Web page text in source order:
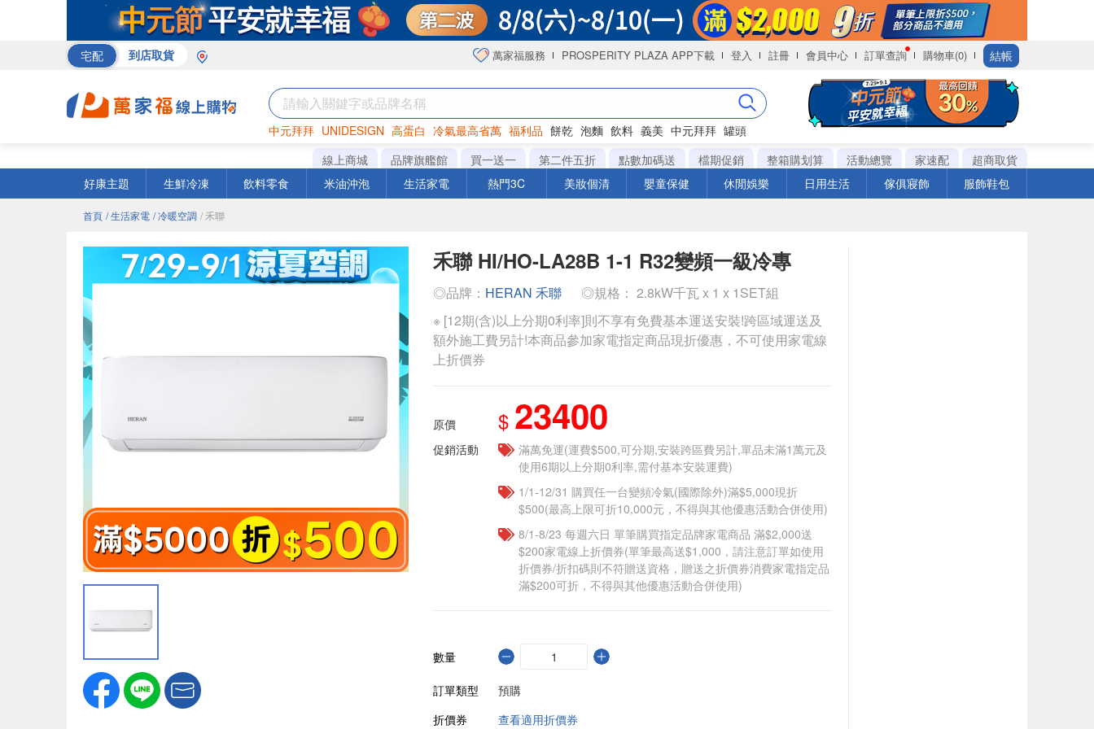
宅配 到店取貨 萬家福服務 PROSPERITY PLAZA APP下載 登入 註冊 會員中心 訂單查詢 購物車(0) 結帳
中元拜拜 UNIDESIGN 高蛋白 冷氣最高省萬 福利品 餅乾 泡麵 飲料 義美 中元拜拜 罐頭
巧克力 衛生紙 咖啡
線上商城 品牌旗艦館 買一送一 第二件五折 點數加碼送 檔期促銷 整箱購划算 活動總覽 家速配
超商取貨
好康主題
生鮮冷凍 飲料零食 米油沖泡 生活家電 熱門3C 美妝個清 嬰童保健 休閒娛樂 日用生活 傢俱寢飾 服飾鞋包
首頁 / 生活家電 / 冷暖空調 / 禾聯
禾聯 HI/HO-LA28B 1-1 R32變頻一級冷專
◎品牌： HERAN 禾聯
◎規格： 2.8kW千瓦 x 1 x 1SET組
※ [12期(含)以上分期0利率]則不享有免費基本運送安裝!跨區域運送及
額外施工費另計!本商品參加家電指定商品現折優惠，不可使用家電線
上折價券
原價 $ 23400
促銷活動
滿萬免運(運費$500,可分期,安裝跨區費另計,單品未滿1萬元及
使用6期以上分期0利率,需付基本安裝運費)
1/1-12/31 購買任一台變頻冷氣(國際除外)滿$5,000現折
$500(最高上限可折10,000元，不得與其他優惠活動合併使用)
8/1-8/23 每週六日 單筆購買指定品牌家電商品 滿$2,000送
$200家電線上折價券(單筆最高送$1,000，請注意訂單如使用
折價券/折扣碼則不符贈送資格，贈送之折價券消費家電指定品
滿$200可折，不得與其他優惠活動合併使用)
數量
訂單類型
預購
折價券
查看適用折價券